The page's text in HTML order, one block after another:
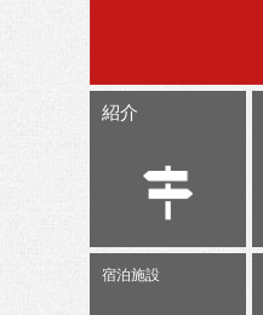
紹介
宿泊施設